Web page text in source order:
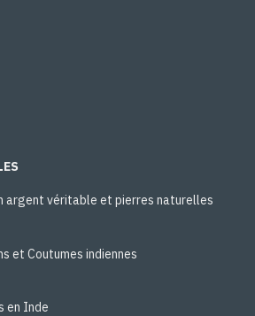
argent véritable et pierres naturelles
et Coutumes indiennes
en Inde